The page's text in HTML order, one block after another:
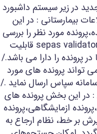
در زیر سیستم داشبورد
بیمارستانی : در این
مورد نظر را بررسی
نماید.سیستم با استفاده از پارامترهای sepas validator قابلیت
پرونده را دارا می باشد./
تواند پرونده های مورد
سپاس ارسال نماید ./
: در این بخش پرونده های
ازمایشگاهی،پرونده
بر خط، نظام ارجاع به